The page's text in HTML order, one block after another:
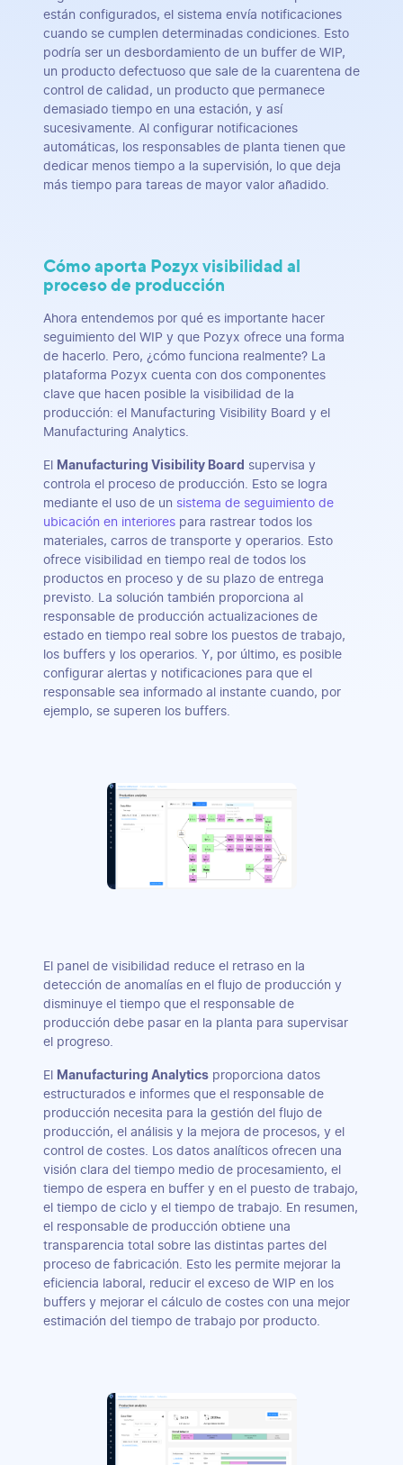
están configurados, el sistema envía notificaciones
cuando se cumplen determinadas condiciones. Esto
podría ser un desbordamiento de un buffer de WIP,
un producto defectuoso que sale de la cuarentena de
control de calidad, un producto que permanece
demasiado tiempo en una estación, y así
sucesivamente. Al configurar notificaciones
automáticas, los responsables de planta tienen que
dedicar menos tiempo a la supervisión, lo que deja
más tiempo para tareas de mayor valor añadido.
Cómo aporta Pozyx visibilidad al
proceso de producción
Ahora entendemos por qué es importante hacer
seguimiento del WIP y que Pozyx ofrece una forma
de hacerlo. Pero, ¿cómo funciona realmente? La
plataforma Pozyx cuenta con dos componentes
clave que hacen posible la visibilidad de la
producción: el Manufacturing Visibility Board y el
Manufacturing Analytics.
El Manufacturing Visibility Board supervisa y
controla el proceso de producción. Esto se logra
mediante el uso de un sistema de seguimiento de
ubicación en interiores para rastrear todos los
materiales, carros de transporte y operarios. Esto
ofrece visibilidad en tiempo real de todos los
productos en proceso y de su plazo de entrega
previsto. La solución también proporciona al
responsable de producción actualizaciones de
estado en tiempo real sobre los puestos de trabajo,
los buffers y los operarios. Y, por último, es posible
configurar alertas y notificaciones para que el
responsable sea informado al instante cuando, por
ejemplo, se superen los buffers.
El panel de visibilidad reduce el retraso en la
detección de anomalías en el flujo de producción y
disminuye el tiempo que el responsable de
producción debe pasar en la planta para supervisar
el progreso.
El Manufacturing Analytics proporciona datos
estructurados e informes que el responsable de
producción necesita para la gestión del flujo de
producción, el análisis y la mejora de procesos, y el
control de costes. Los datos analíticos ofrecen una
visión clara del tiempo medio de procesamiento, el
tiempo de espera en buffer y en el puesto de trabajo,
el tiempo de ciclo y el tiempo de trabajo. En resumen,
el responsable de producción obtiene una
transparencia total sobre las distintas partes del
proceso de fabricación. Esto les permite mejorar la
eficiencia laboral, reducir el exceso de WIP en los
buffers y mejorar el cálculo de costes con una mejor
estimación del tiempo de trabajo por producto.